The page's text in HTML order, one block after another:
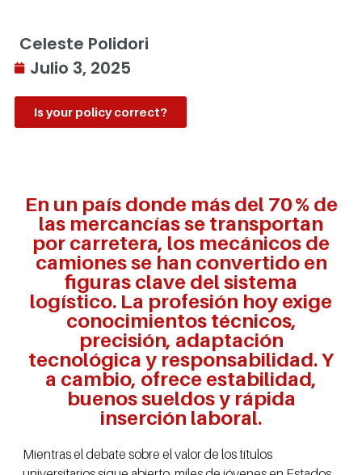
Celeste Polidori
Julio 3, 2025
Is your policy correct?
En un país donde más del 70 % de
las mercancías se transportan
por carretera, los mecánicos de
camiones se han convertido en
figuras clave del sistema
logístico. La profesión hoy exige
conocimientos técnicos,
precisión, adaptación
tecnológica y responsabilidad. Y
a cambio, ofrece estabilidad,
buenos sueldos y rápida
inserción laboral.
Mientras el debate sobre el valor de los títulos